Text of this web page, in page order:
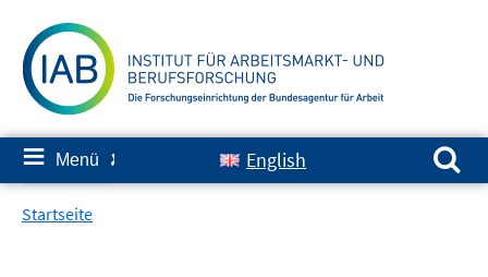
zum
Inhalt
≡ Menü ✘ English
Suchen nach:
Startseite